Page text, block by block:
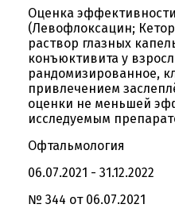
Оценка
(Левофлоксацин;
раствор глазных
конъюктивита у
рандомизированное,
привлечением
оценки не меньшей
исследуемым
Офтальмология
06.07.2021 - 31.12.2022
№ 344 от 06.07.2021